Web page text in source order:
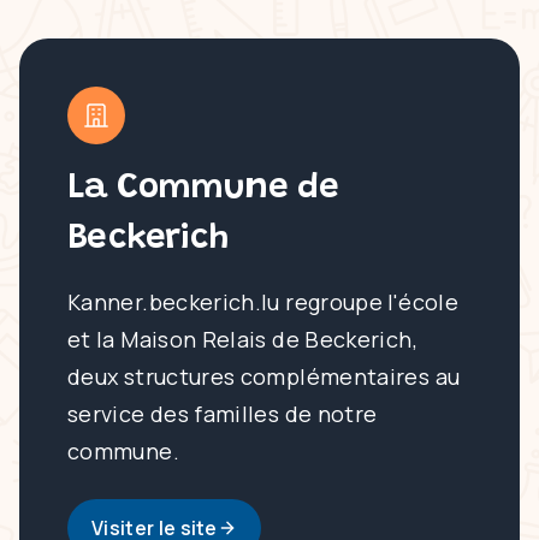
La Commune de
Beckerich
Kanner.beckerich.lu regroupe l'école
et la Maison Relais de Beckerich,
deux structures complémentaires au
service des familles de notre
commune.
Visiter le site